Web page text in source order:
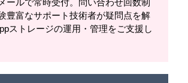
ールで常時受付。問い合わせ回数制
豊富なサポート技術者が疑問点を解
ストレージの運用・管理をご支援し